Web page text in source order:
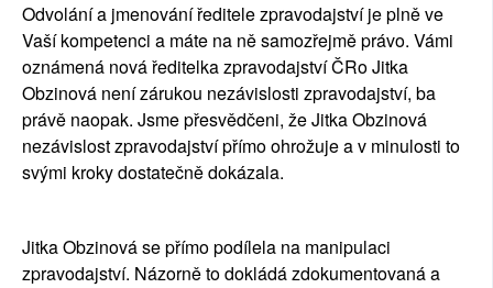
Odvolání a jmenování ředitele zpravodajství je plně ve
Vaší kompetenci a máte na ně samozřejmě právo. Vámi
oznámená nová ředitelka zpravodajství ČRo Jitka
Obzinová není zárukou nezávislosti zpravodajství, ba
právě naopak. Jsme přesvědčeni, že Jitka Obzinová
nezávislost zpravodajství přímo ohrožuje a v minulosti to
svými kroky dostatečně dokázala.
Jitka Obzinová se přímo podílela na manipulaci
zpravodajství. Názorně to dokládá zdokumentovaná a